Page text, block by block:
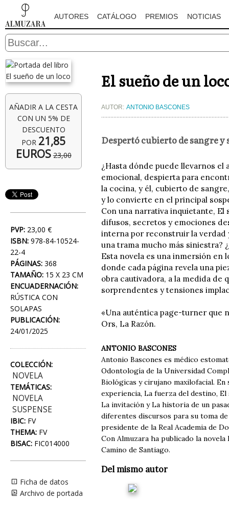
AUTORES CATÁLOGO PREMIOS NOTICIAS
AÑADIR A LA CESTA
CON UN 5% DE
DESCUENTO
POR 21,85
EUROS 23,00
PVP: 23,00 €
ISBN: 978-84-10524-
22-4
PÁGINAS: 368
TAMAÑO: 15 X 23 CM
ENCUADERNACIÓN:
RÚSTICA CON
SOLAPAS
PUBLICACIÓN:
24/01/2025
COLECCIÓN:
NOVELA
TEMÁTICAS:
NOVELA
SUSPENSE
IBIC: FV
THEMA: FV
BISAC: FIC014000
Ficha de datos
Archivo de portada
El sueño de un
AUTOR: ANTONIO BASCONES
Despertó cubierto de sangre
¿Hasta dónde puede llevarnos el
emocional, despierta para
la cocina, y él, cubierto de
y lo convierte en el principal
Con una narrativa inquietante,
difusos, secretos y emociones
interna por reconstruir la verdad
una trama mucho más siniestra?
Esta novela es una inmersión en
donde cada página revela una
obra cautivadora, a la medida de
sorprendentes y tensiones
«Una auténtica page-turner que
Ors, La Razón.
ANTONIO BASCONES
Antonio Bascones es médico
Odontología de la Universidad
Biológicas y cirujano maxilofacial.
experiencia, La fuerza del destino,
La invitación y La historia de un
diferentes discursos para su toma
presidente de la Real Academia de
Con Almuzara ha publicado la
Camino de Santiago.
Del mismo autor